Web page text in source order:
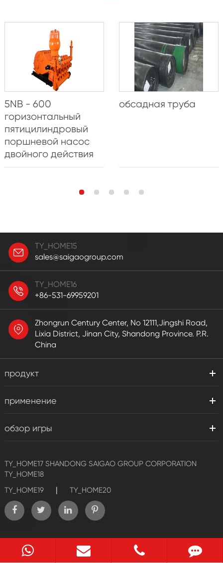
5NB - 600
горизонтальный
пятицилиндровый
поршневой насос
двойного действия
обсадная труба
TY_HOME15
sales@saigaogroup.com
TY_HOME16
+86-531-69959201
Zhongrun Century Center, No 12111,Jingshi Road,
Lixia District, Jinan City, Shandong Province. P.R.
China
продукт
применение
обзор игры
TY_HOME17 SHANDONG SAIGAO GROUP CORPORATION
TY_HOME18
TY_HOME19
| TY_HOME20